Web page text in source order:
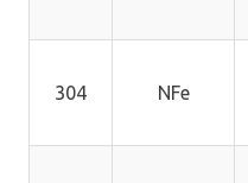
304 NFe